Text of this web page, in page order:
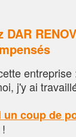
entreprise
j'y ai
un coup de